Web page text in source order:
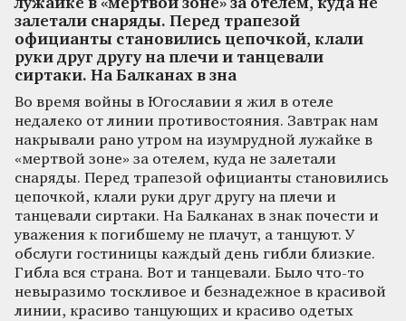
лужайке в «мертвой зоне» за отелем, куда не
залетали снаряды. Перед трапезой
официанты становились цепочкой, клали
руки друг другу на плечи и танцевали
сиртаки. На Балканах в зна
Во время войны в Югославии я жил в отеле
недалеко от линии противостояния. Завтрак нам
накрывали рано утром на изумрудной лужайке в
«мертвой зоне» за отелем, куда не залетали
снаряды. Перед трапезой официанты становились
цепочкой, клали руки друг другу на плечи и
танцевали сиртаки. На Балканах в знак почести и
уважения к погибшему не плачут, а танцуют. У
обслуги гостиницы каждый день гибли близкие.
Гибла вся страна. Вот и танцевали. Было что-то
невыразимо тоскливое и безнадежное в красивой
линии, красиво танцующих и красиво одетых